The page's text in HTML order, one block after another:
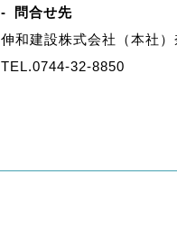
問合せ先
伸和建設株式会社（本社
TEL.0744-32-8850